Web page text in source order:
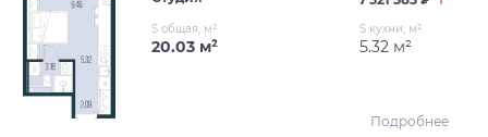
S общая, м²
20.03 м²
S кухни, м²
5.32 м²
Подробнее